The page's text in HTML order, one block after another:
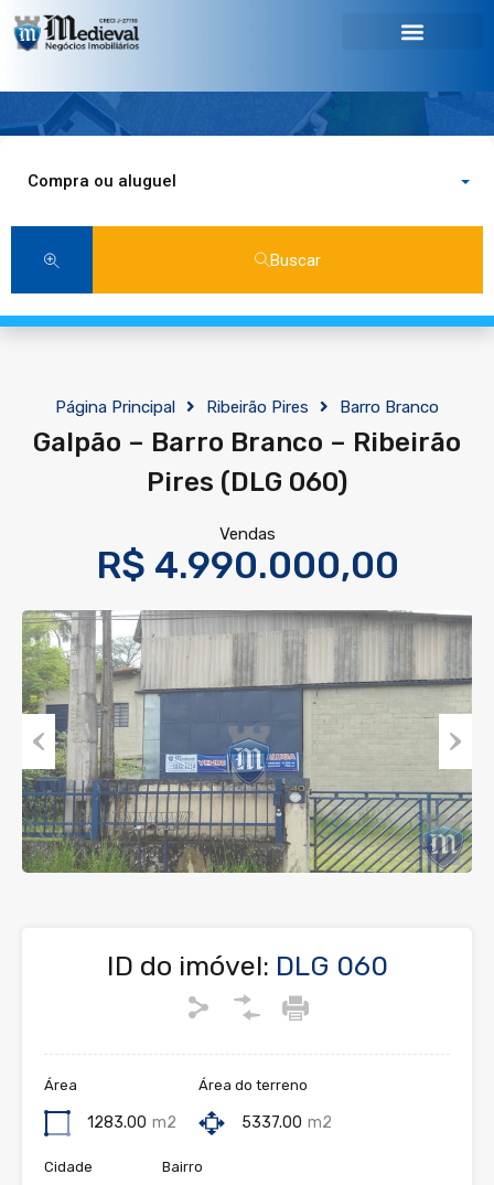
Compra ou aluguel
Buscar
Página Principal Ribeirão Pires Barro Branco
Galpão – Barro Branco – Ribeirão
Pires (DLG 060)
Vendas
R$ 4.990.000,00
Previous
ID do imóvel: DLG 060
Área
1283.00 m2
Área do terreno
5337.00 m2
Cidade Bairro